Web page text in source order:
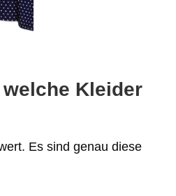
Kleider
Es sind genau diese